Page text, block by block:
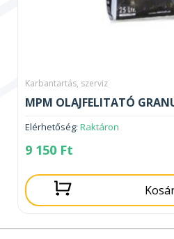
Karbantartás, szerviz
MPM OLAJFELITATÓ
Elérhetőség: Raktáron
9 150 Ft